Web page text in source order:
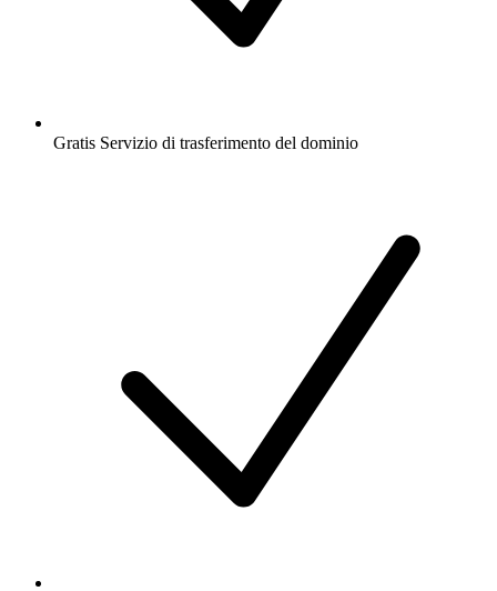
Gratis Servizio di trasferimento del dominio